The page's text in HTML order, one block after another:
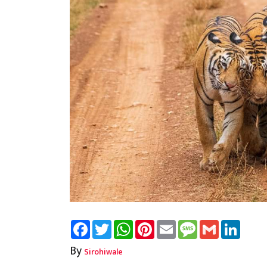
FacebookTwitterWhatsAppPinterest
Email Message
Gmail
By Sirohiwale